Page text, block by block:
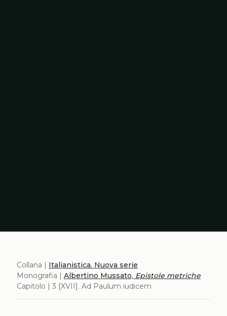
Collana | Italianistica. Nuova serie
Monografia | Albertino Mussato, Epistole metriche
Capitolo | 3 [XVII]. Ad Paulum iudicem